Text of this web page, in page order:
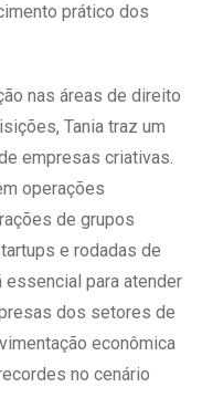
prático dos
nas áreas de direito
Tania traz um
empresas criativas.
operações
de grupos
e rodadas de
essencial para atender
dos setores de
econômica
no cenário